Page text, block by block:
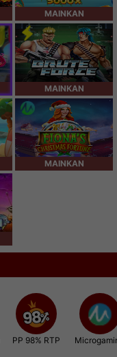
MAINKAN
MAINKAN
MAINKAN
PP 98% RTP